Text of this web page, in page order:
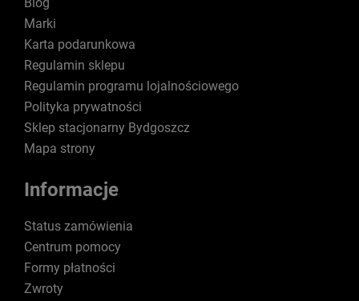
Marki
Karta podarunkowa
Regulamin sklepu
Regulamin programu lojalnościowego
Polityka prywatności
Sklep stacjonarny Bydgoszcz
Mapa strony
Informacje
Status zamówienia
Centrum pomocy
Formy płatności
Zwroty